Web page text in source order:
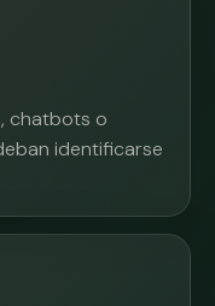
chatbots o
identificarse